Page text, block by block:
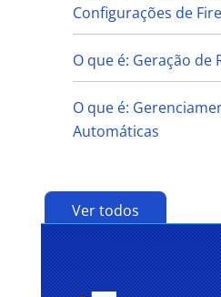
Configurações de
O que é: Geração de
O que é:
Automáticas
Ver todos